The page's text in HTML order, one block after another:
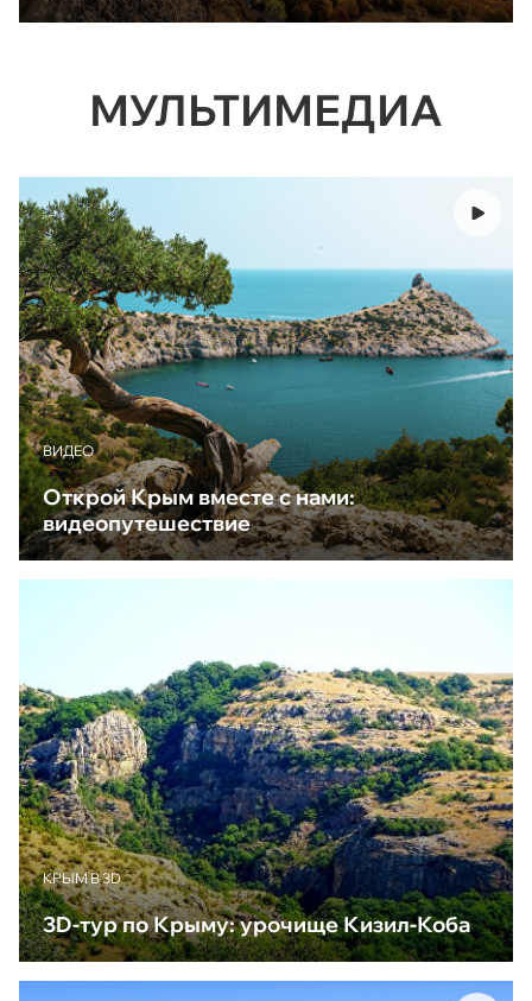
МУЛЬТИМЕДИА
ВИДЕО
Открой Крым вместе с нами:
видеопутешествие
КРЫМ В 3D
3D-тур по Крыму: урочище Кизил-Коба